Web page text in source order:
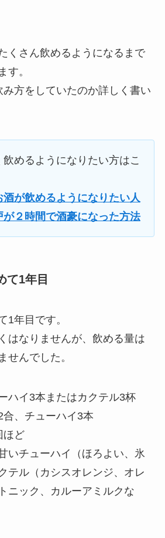
くさん飲めるようになるまで
す。
方をしていたのか詳しく書い
飲めるようになりたい方はこ
酒が飲めるようになりたい人
が２時間で酒豪になった方法
て1年目
1年目です。
はなりませんが、飲める量は
せんでした。
ハイ3本またはカクテル3杯
合、チューハイ3本
ほど
いチューハイ（ほろよい、氷
テル（カシスオレンジ、オレ
ニック、カルーアミルクな